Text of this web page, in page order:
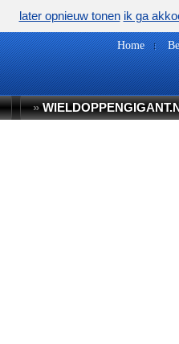
Home
»
later opnieuw tonen ik ga